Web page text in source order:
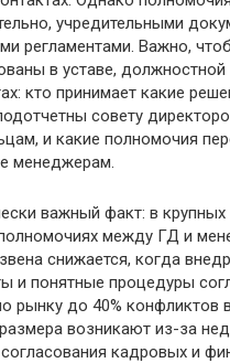
учредительными
регламентами. Важно,
в уставе, должностной
кто принимает какие
совету
и какие полномочия
менеджерам.
важный факт: в
между ГД и
снижается, когда
и понятные процедуры
рынку до 40% конфликтов
возникают из-за
кадровых и